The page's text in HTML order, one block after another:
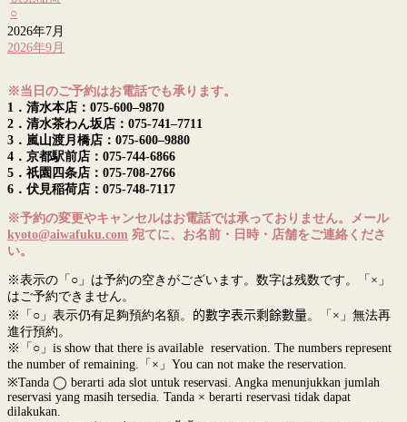
○
2026年7月
2026年9月
※当日のご予約はお電話でも承ります。
1．清水本店：075-600–9870
2．清水茶わん坂店：075-741–7711
3．嵐山渡月橋店：075-600–9880
4．京都駅前店：075-744-6866
5．祇園四条店：075-708-2766
6．伏見稲荷店：075-748-7117
※予約の変更やキャンセルはお電話では承っておりません。メール
kyoto@aiwafuku.com 宛てに、お名前・日時・店舗をご連絡くださ
い。
※表示の「○」は予約の空きがございます。数字は残数です。「×」
はご予約できません。
※「○」表示仍有足夠預約名額。 的數字表示剩餘數量。「×」無法再
進行預約。
※「○」is show that there is available reservation. The numbers represent
the number of remaining.「×」You can not make the reservation.
※Tanda ◯ berarti ada slot untuk reservasi. Angka menunjukkan jumlah
reservasi yang masih tersedia. Tanda × berarti reservasi tidak dapat
dilakukan.